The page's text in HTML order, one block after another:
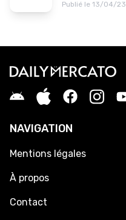
Publié le 13/04/23
NAVIGATION
Mentions légales
À propos
Contact